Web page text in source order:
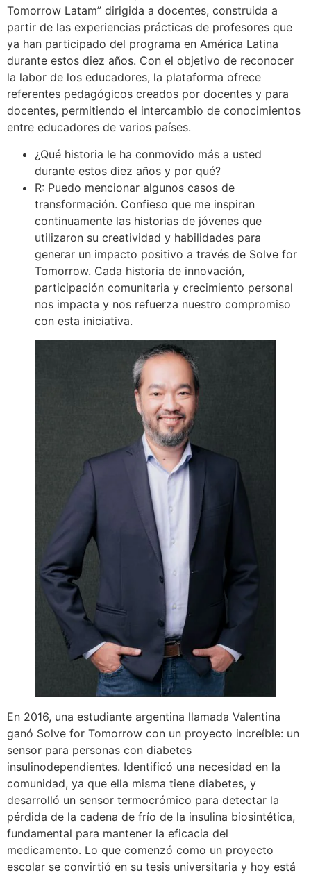
Tomorrow Latam” dirigida a docentes, construida a
partir de las experiencias prácticas de profesores que
ya han participado del programa en América Latina
durante estos diez años. Con el objetivo de reconocer
la labor de los educadores, la plataforma ofrece
referentes pedagógicos creados por docentes y para
docentes, permitiendo el intercambio de conocimientos
entre educadores de varios países.
¿Qué historia le ha conmovido más a usted
durante estos diez años y por qué?
R: Puedo mencionar algunos casos de
transformación. Confieso que me inspiran
continuamente las historias de jóvenes que
utilizaron su creatividad y habilidades para
generar un impacto positivo a través de Solve for
Tomorrow. Cada historia de innovación,
participación comunitaria y crecimiento personal
nos impacta y nos refuerza nuestro compromiso
con esta iniciativa.
En 2016, una estudiante argentina llamada Valentina
ganó Solve for Tomorrow con un proyecto increíble: un
sensor para personas con diabetes
insulinodependientes. Identificó una necesidad en la
comunidad, ya que ella misma tiene diabetes, y
desarrolló un sensor termocrómico para detectar la
pérdida de la cadena de frío de la insulina biosintética,
fundamental para mantener la eficacia del
medicamento. Lo que comenzó como un proyecto
escolar se convirtió en su tesis universitaria y hoy está